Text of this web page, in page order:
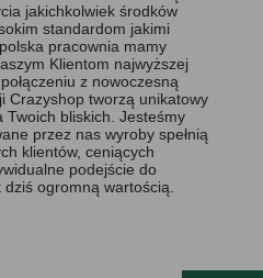
jakichkolwiek środków
standardom jakimi
pracownia mamy
Klientom najwyższej
z nowoczesną
Crazyshop tworzą unikatowy
Twoich bliskich. Jesteśmy
przez nas wyroby spełnią
klientów, ceniących
podejście do
ogromną wartością.